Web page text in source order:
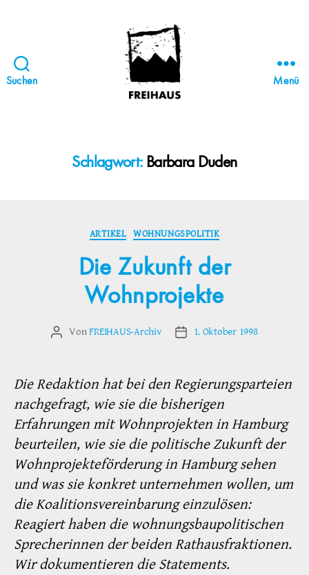
Suchen
STATTBAU
HAMBURG
Menü
Schlagwort: Barbara Duden
Kategorien
ARTIKEL WOHNUNGSPOLITIK
Die Zukunft der
Wohnprojekte
Beitragsautor
VonFREIHAUS-Archiv Veröffentlichungsdatum
1. Oktober 1998
Die Redaktion hat bei den Regierungsparteien
nachgefragt, wie sie die bisherigen
Erfahrungen mit Wohnprojekten in Hamburg
beurteilen, wie sie die politische Zukunft der
Wohnprojekteförderung in Hamburg sehen
und was sie konkret unternehmen wollen, um
die Koalitionsvereinbarung einzulösen:
Reagiert haben die wohnungsbaupolitischen
Sprecherinnen der beiden Rathausfraktionen.
Wir dokumentieren die Statements.